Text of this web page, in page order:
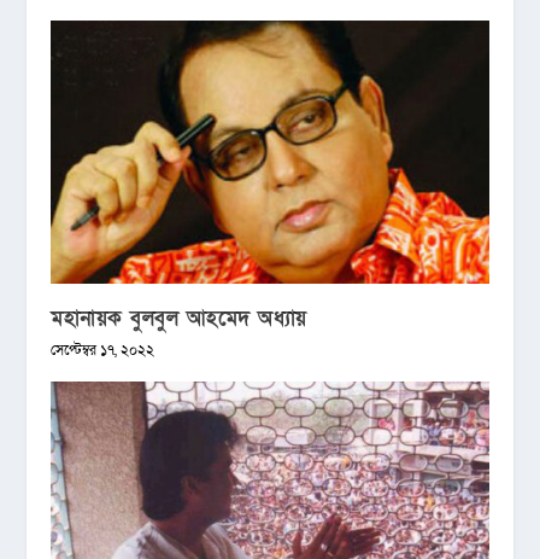
মহানায়ক বুলবুল আহমেদ অধ্যায়
সেপ্টেম্বর ১৭, ২০২২